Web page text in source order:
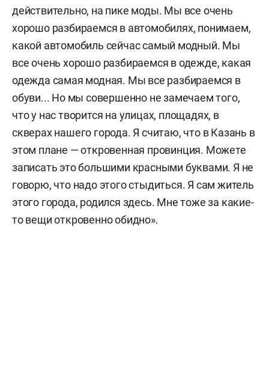
действительно, на пике моды. Мы все очень
хорошо разбираемся в автомобилях, понимаем,
какой автомобиль сейчас самый модный. Мы
все очень хорошо разбираемся в одежде, какая
одежда самая модная. Мы все разбираемся в
обуви... Но мы совершенно не замечаем того,
что у нас творится на улицах, площадях, в
скверах нашего города. Я считаю, что в Казань в
этом плане — откровенная провинция. Можете
записать это большими красными буквами. Я не
говорю, что надо этого стыдиться. Я сам житель
этого города, родился здесь. Мне тоже за какие-
то вещи откровенно обидно».